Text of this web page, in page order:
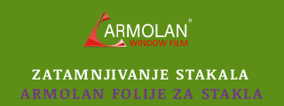
ZATAMNJIVANJE STAKALA
ARMOLAN FOLIJE ZA STAKLA